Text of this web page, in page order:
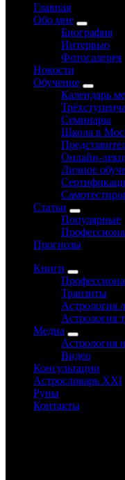
Главная
Обо мне
Биография
Интервью
Фотогалерея
Новости
Обучение
Календарь
Семинары
Школа в
Онлайн-
Личное
Статьи
Популярные
Прогнозы
Книги
Транзиты
Астрология
Астрология
Медиа
Астрология
Видео
Консультации
Астрословарь XXI
Руны
Контакты